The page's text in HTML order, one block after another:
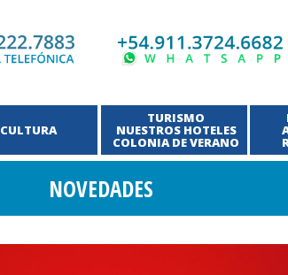
CULTURA
TURISMO
NUESTROS HOTELES
COLONIA DE VERANO
NOVEDADES